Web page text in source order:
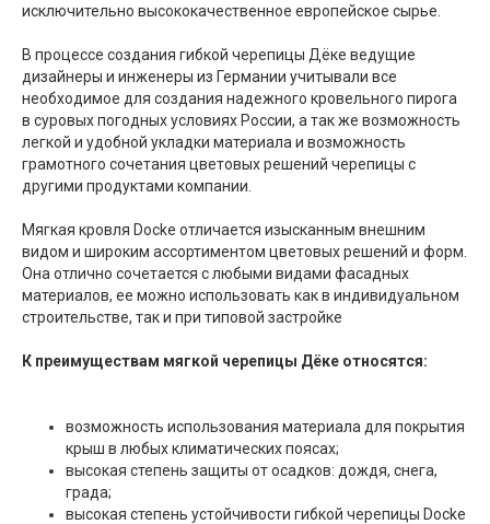
исключительно высококачественное европейское сырье.
В процессе создания гибкой черепицы Дёке ведущие
дизайнеры и инженеры из Германии учитывали все
необходимое для создания надежного кровельного пирога
в суровых погодных условиях России, а так же возможность
легкой и удобной укладки материала и возможность
грамотного сочетания цветовых решений черепицы с
другими продуктами компании.
Мягкая кровля Docke отличается изысканным внешним
видом и широким ассортиментом цветовых решений и форм.
Она отлично сочетается с любыми видами фасадных
материалов, ее можно использовать как в индивидуальном
строительстве, так и при типовой застройке
К преимуществам мягкой черепицы Дёке относятся:
возможность использования материала для покрытия
крыш в любых климатических поясах;
высокая степень защиты от осадков: дождя, снега,
града;
высокая степень устойчивости гибкой черепицы Docke